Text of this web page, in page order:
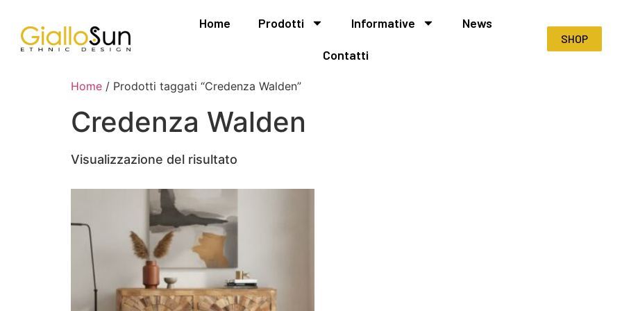
Home Prodotti Informative News
Contatti
SHOP
Home / Prodotti taggati “Credenza Walden”
Credenza Walden
Visualizzazione del risultato